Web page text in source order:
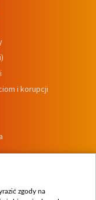
i korupcji
zgody na